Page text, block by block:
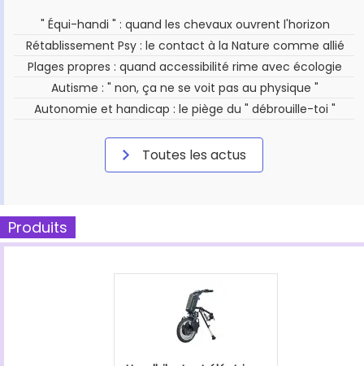
" Équi-handi " : quand les chevaux ouvrent l'horizon
Rétablissement Psy : le contact à la Nature comme allié
Plages propres : quand accessibilité rime avec écologie
Autisme : " non, ça ne se voit pas au physique "
Autonomie et handicap : le piège du " débrouille-toi "
Toutes les actus
Produits